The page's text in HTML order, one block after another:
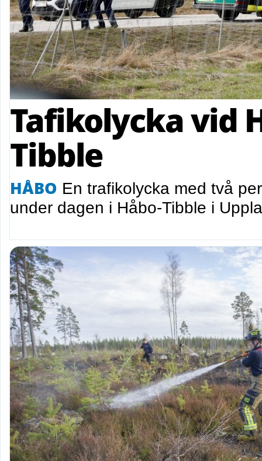
Tafikolycka vid
Tibble
HÅBO En trafikolycka med två
under dagen i Håbo-Tibble i